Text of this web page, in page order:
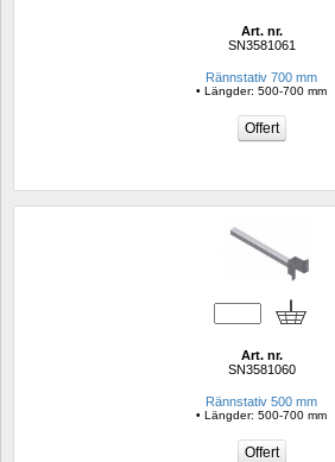
Art. nr.
SN3581061
Rännstativ 700 mm
• Längder: 500-700 mm
Art. nr.
SN3581060
Rännstativ 500 mm
• Längder: 500-700 mm